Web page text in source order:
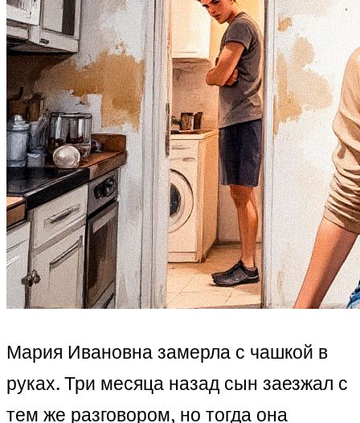
Мария Ивановна замерла с чашкой в
руках. Три месяца назад сын заезжал с
тем же разговором, но тогда она